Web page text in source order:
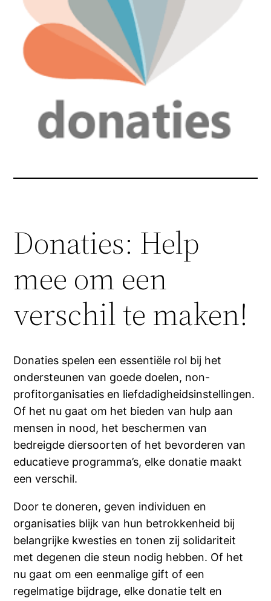
Donaties: Help
mee om een
verschil te maken!
Donaties spelen een essentiële rol bij het
ondersteunen van goede doelen, non-
profitorganisaties en liefdadigheidsinstellingen.
Of het nu gaat om het bieden van hulp aan
mensen in nood, het beschermen van
bedreigde diersoorten of het bevorderen van
educatieve programma’s, elke donatie maakt
een verschil.
Door te doneren, geven individuen en
organisaties blijk van hun betrokkenheid bij
belangrijke kwesties en tonen zij solidariteit
met degenen die steun nodig hebben. Of het
nu gaat om een eenmalige gift of een
regelmatige bijdrage, elke donatie telt en